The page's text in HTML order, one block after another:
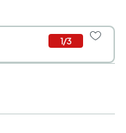
1/3